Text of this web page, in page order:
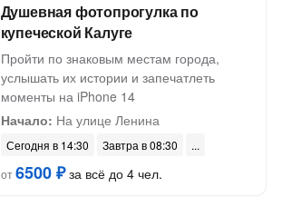
Душевная фотопрогулка по
купеческой Калуге
Пройти по знаковым местам города,
услышать их истории и запечатлеть
моменты на iPhone 14
Начало: На улице Ленина
Сегодня в 14:30
Завтра в 08:30
от6500 ₽за всё до 4 чел.